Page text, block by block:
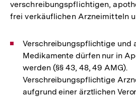
verschreibungspflichtigen,
frei verkäuflichen Arzneimitteln
Verschreibungspflichtige und
Medikamente dürfen nur in
werden (§§ 43, 48, 49 AMG).
Verschreibungspflichtige
aufgrund einer ärztlichen